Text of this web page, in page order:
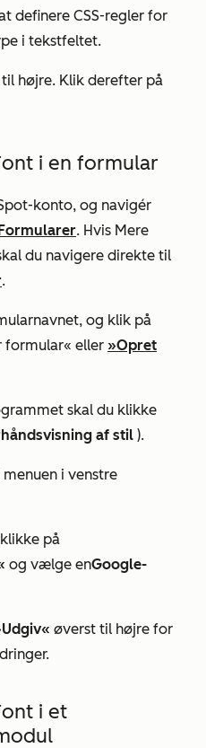
definere CSS-regler for
i tekstfeltet.
højre. Klik derefter på
i en formular
konto, og navigér
. Hvis Mere
du navigere direkte til
.
og klik på
formular« eller »Opret
skal du klikke
af stil ).
menuen i venstre
på
og vælge enGoogle-
øverst til højre for
i et